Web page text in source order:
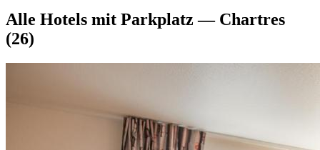
Alle Hotels mit Parkplatz — Chartres
(26)